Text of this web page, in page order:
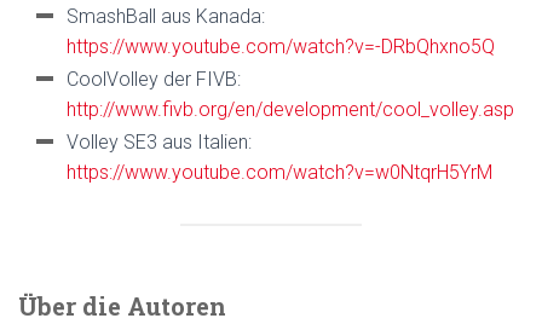
SmashBall aus Kanada:
https://www.youtube.com/watch?v=-DRbQhxno5Q
CoolVolley der FIVB:
http://www.fivb.org/en/development/cool_volley.asp
Volley SE3 aus Italien:
https://www.youtube.com/watch?v=w0NtqrH5YrM
Über die Autoren